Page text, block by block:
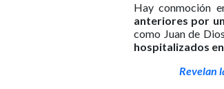
Hay conmoción
anteriores por
como Juan de
hospitalizados
Revelan